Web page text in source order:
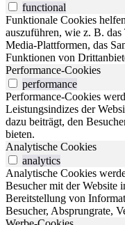
functional
Funktionale Cookies
auszuführen, wie z. B.
Media-Plattformen, das
Funktionen von
Performance-Cookies
performance
Performance-Cookies
Leistungsindizes der
dazu beiträgt, den
bieten.
Analytische Cookies
analytics
Analytische Cookies
Besucher mit der Website
Bereitstellung von
Besucher, Absprungrate,